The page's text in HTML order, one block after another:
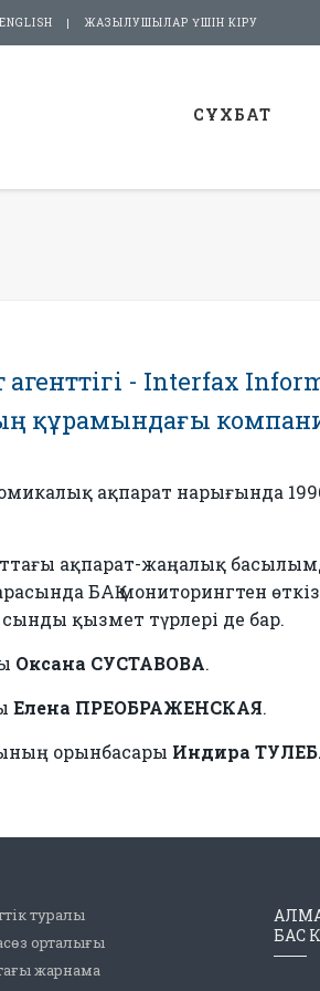
ENGLISH ЖАЗЫЛУШЫЛАР ҮШІН КІРУ
СҰХБАТ
агенттігі - Interfax
құрамындағы
ақпарат нарығында
ақпарат-жаңалық
БАҚ мониторингтен
қызмет түрлері де бар.
Оксана СУСТАВОВА.
Елена ПРЕОБРАЖЕНСКАЯ.
орынбасары Индира
туралы
орталығы
жарнама
БАС